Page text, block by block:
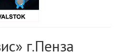
г.Пенза